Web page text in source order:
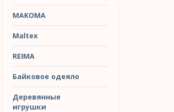
MAKOMA
Maltex
REIMA
Байковое одеяло
Деревянные
игрушки